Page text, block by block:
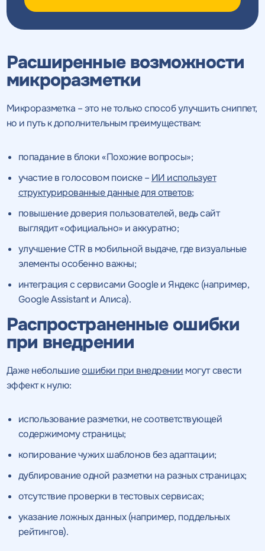
Расширенные возможности
микроразметки
Микроразметка – это не только способ улучшить сниппет,
но и путь к дополнительным преимуществам:
попадание в блоки «Похожие вопросы»;
участие в голосовом поиске – ИИ использует
структурированные данные для ответов;
повышение доверия пользователей, ведь сайт
выглядит «официально» и аккуратно;
улучшение CTR в мобильной выдаче, где визуальные
элементы особенно важны;
интеграция с сервисами Google и Яндекс (например,
Google Assistant и Алиса).
Распространенные ошибки
при внедрении
Даже небольшиеошибки при внедрении могут свести
эффект к нулю:
использование разметки, не соответствующей
содержимому страницы;
копирование чужих шаблонов без адаптации;
дублирование одной разметки на разных страницах;
отсутствие проверки в тестовых сервисах;
указание ложных данных (например, поддельных
рейтингов).
предложение
Нажимая на кнопку, "получить
предложение" вы даете согласие
политикой конфиденциальности
ПОЛУЧИТЬ
предложениепо тарифу
Нажимая на кнопку, "получить
предложение" вы даете согласие
политикой конфиденциальности
ПОЛУЧИТЬ
ПРОВЕСТИ АУДИТ
Нажимая на кнопку, "отправить" вы даете
конфиденциальности
ОТПРАВИТЬ
обработку персональных данных
политикой конфиденциальности
конфиденциальности
Нажимая на кнопку, "Перезвонить" вы даете согласие
обработку персональных данныхи соглашаетесь c